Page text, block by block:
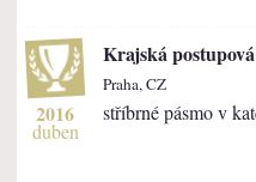
2016
duben
Krajská
Praha, CZ
stříbrné pásmo v